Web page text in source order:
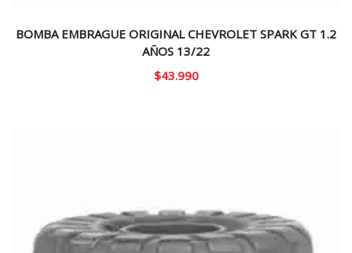
BOMBA EMBRAGUE ORIGINAL CHEVROLET SPARK GT 1.2
AÑOS 13/22
$43.990